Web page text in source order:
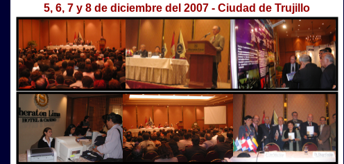
5, 6, 7 y 8 de diciembre del 2007 - Ciudad de Trujillo